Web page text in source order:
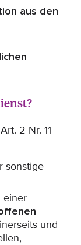
aus den
2 Nr. 11
sonstige
einer
und